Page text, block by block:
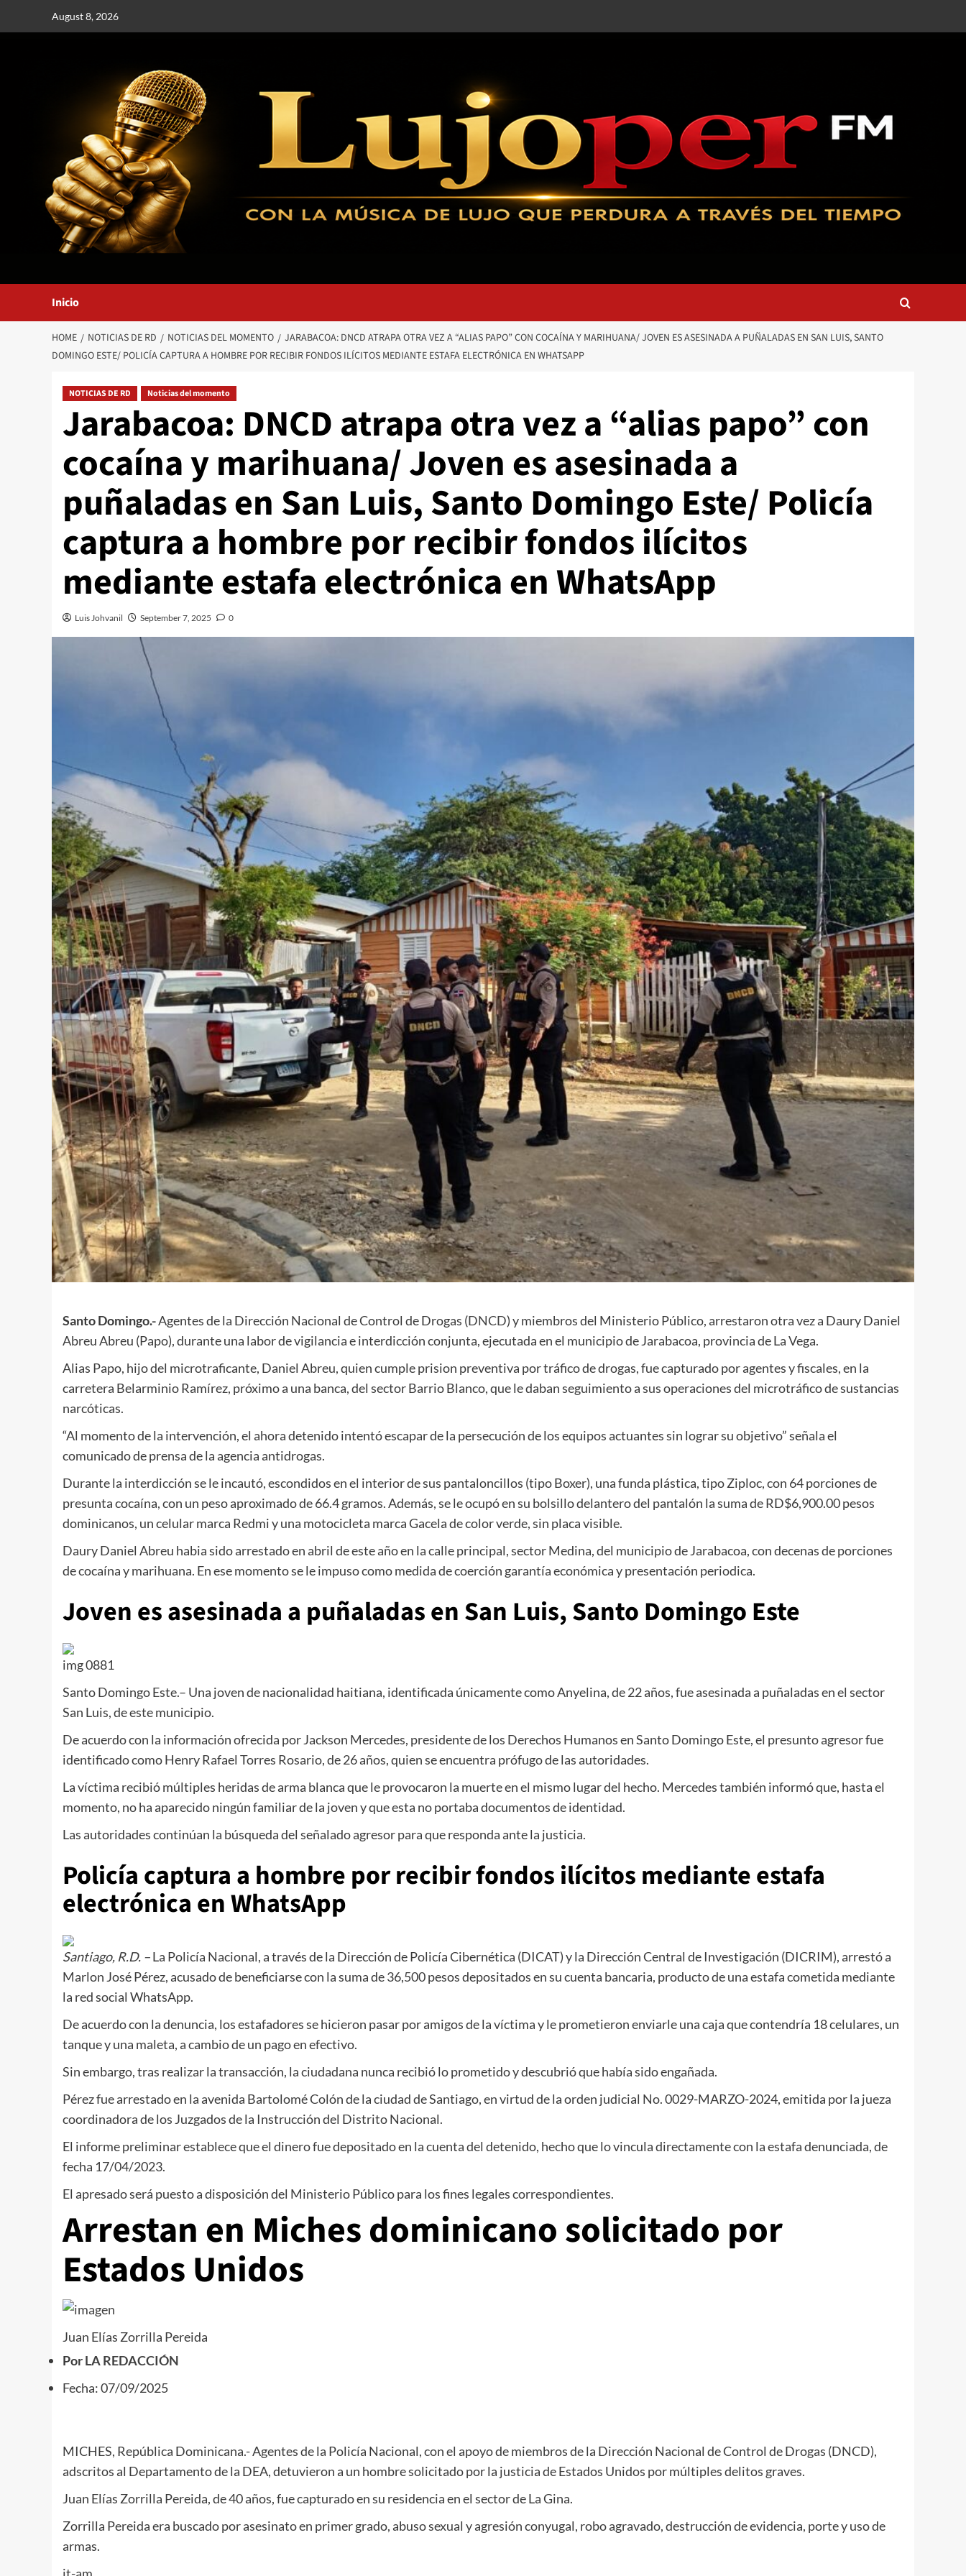
August 8, 2026
Inicio
HOME NOTICIAS DE RD NOTICIAS DEL MOMENTO
JARABACOA: DNCD ATRAPA OTRA VEZ A “ALIAS PAPO” CON COCAÍNA Y MARIHUANA/ JOVEN ES ASESINADA A PUÑALADAS EN SAN LUIS, SANTO
DOMINGO ESTE/ POLICÍA CAPTURA A HOMBRE POR RECIBIR FONDOS ILÍCITOS MEDIANTE ESTAFA ELECTRÓNICA EN WHATSAPP
NOTICIAS DE RD Noticias del momento
Jarabacoa: DNCD atrapa otra vez a “alias papo” con
cocaína y marihuana/ Joven es asesinada a
puñaladas en San Luis, Santo Domingo Este/ Policía
captura a hombre por recibir fondos ilícitos
mediante estafa electrónica en WhatsApp
Luis Johvanil September 7, 2025 0
Santo Domingo.-Agentes de la Dirección Nacional de Control de Drogas (DNCD) y miembros del Ministerio Público, arrestaron otra vez a Daury Daniel
Abreu Abreu (Papo), durante una labor de vigilancia e interdicción conjunta, ejecutada en el municipio de Jarabacoa, provincia de La Vega.
Alias Papo, hijo del microtraficante, Daniel Abreu, quien cumple prision preventiva por tráfico de drogas, fue capturado por agentes y fiscales, en la
carretera Belarminio Ramírez, próximo a una banca, del sector Barrio Blanco, que le daban seguimiento a sus operaciones del microtráfico de sustancias
narcóticas.
“Al momento de la intervención, el ahora detenido intentó escapar de la persecución de los equipos actuantes sin lograr su objetivo” señala el
comunicado de prensa de la agencia antidrogas.
Durante la interdicción se le incautó, escondidos en el interior de sus pantaloncillos (tipo Boxer), una funda plástica, tipo Ziploc, con 64 porciones de
presunta cocaína, con un peso aproximado de 66.4 gramos. Además, se le ocupó en su bolsillo delantero del pantalón la suma de RD$6,900.00 pesos
dominicanos, un celular marca Redmi y una motocicleta marca Gacela de color verde, sin placa visible.
Daury Daniel Abreu habia sido arrestado en abril de este año en la calle principal, sector Medina, del municipio de Jarabacoa, con decenas de porciones
de cocaína y marihuana. En ese momento se le impuso como medida de coerción garantía económica y presentación periodica.
Joven es asesinada a puñaladas en San Luis, Santo Domingo Este
img 0881
Santo Domingo Este.– Una joven de nacionalidad haitiana, identificada únicamente como Anyelina, de 22 años, fue asesinada a puñaladas en el sector
San Luis, de este municipio.
De acuerdo con la información ofrecida por Jackson Mercedes, presidente de los Derechos Humanos en Santo Domingo Este, el presunto agresor fue
identificado como Henry Rafael Torres Rosario, de 26 años, quien se encuentra prófugo de las autoridades.
La víctima recibió múltiples heridas de arma blanca que le provocaron la muerte en el mismo lugar del hecho. Mercedes también informó que, hasta el
momento, no ha aparecido ningún familiar de la joven y que esta no portaba documentos de identidad.
Las autoridades continúan la búsqueda del señalado agresor para que responda ante la justicia.
Policía captura a hombre por recibir fondos ilícitos mediante estafa
electrónica en WhatsApp
Santiago, R.D. –La Policía Nacional, a través de la Dirección de Policía Cibernética (DICAT) y la Dirección Central de Investigación (DICRIM), arrestó a
Marlon José Pérez, acusado de beneficiarse con la suma de 36,500 pesos depositados en su cuenta bancaria, producto de una estafa cometida mediante
la red social WhatsApp.
De acuerdo con la denuncia, los estafadores se hicieron pasar por amigos de la víctima y le prometieron enviarle una caja que contendría 18 celulares, un
tanque y una maleta, a cambio de un pago en efectivo.
Sin embargo, tras realizar la transacción, la ciudadana nunca recibió lo prometido y descubrió que había sido engañada.
Pérez fue arrestado en la avenida Bartolomé Colón de la ciudad de Santiago, en virtud de la orden judicial No. 0029-MARZO-2024, emitida por la jueza
coordinadora de los Juzgados de la Instrucción del Distrito Nacional.
El informe preliminar establece que el dinero fue depositado en la cuenta del detenido, hecho que lo vincula directamente con la estafa denunciada, de
fecha 17/04/2023.
El apresado será puesto a disposición del Ministerio Público para los fines legales correspondientes.
Arrestan en Miches dominicano solicitado por
Estados Unidos
Juan Elías Zorrilla Pereida
PorLA REDACCIÓN
Fecha: 07/09/2025
MICHES, República Dominicana.- Agentes de la Policía Nacional, con el apoyo de miembros de la Dirección Nacional de Control de Drogas (DNCD),
adscritos al Departamento de la DEA, detuvieron a un hombre solicitado por la justicia de Estados Unidos por múltiples delitos graves.
Juan Elías Zorrilla Pereida, de 40 años, fue capturado en su residencia en el sector de La Gina.
Zorrilla Pereida era buscado por asesinato en primer grado, abuso sexual y agresión conyugal, robo agravado, destrucción de evidencia, porte y uso de
armas.